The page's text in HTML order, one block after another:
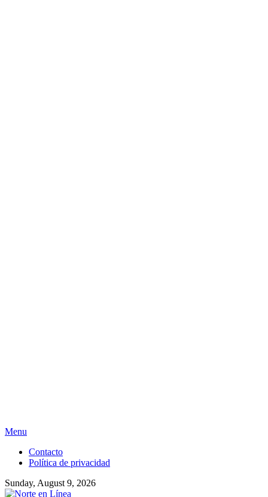
Skip
content
Menu
Contacto
Política de privacidad
Sunday, August 9, 2026